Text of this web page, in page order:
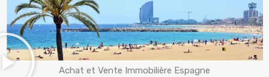
Achat et Vente Immobilière Espagne